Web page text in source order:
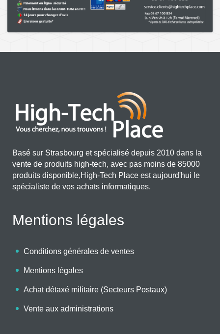
Basé sur Strasbourg et spécialisé depuis 2010 dans la
vente de produits high-tech, avec pas moins de 85000
produits disponible,High-Tech Place est aujourd'hui le
spécialiste de vos achats informatiques.
Mentions légales
Conditions générales de ventes
Mentions légales
Achat détaxé militaire (Secteurs Postaux)
Vente aux administrations